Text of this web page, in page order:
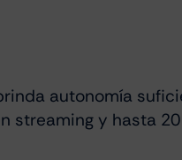
autonomía
streaming y hasta